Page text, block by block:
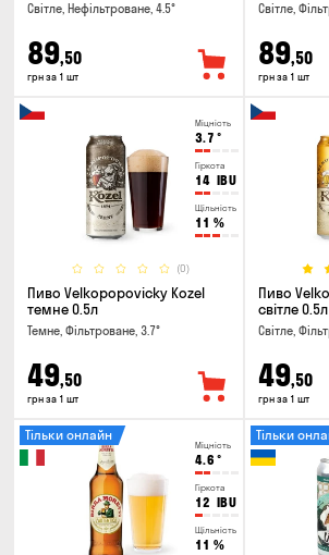
Світле, Нефільтроване, 4.5°
89,50
грн за 1 шт
Світле,
89,50
грн за 1 шт
Міцність
3.7 °
Гіркота
14 IBU
Щільність
11 %
(0)
Пиво Velkopopovicky Kozel
темне 0.5л
Темне, Фільтроване, 3.7°
49,50
грн за 1 шт
Пиво
світле 0.5л
Світле,
49,50
грн за 1 шт
Міцність
4.6 °
Гіркота
12 IBU
Щільність
11 %
Тільки онлайн Тільки